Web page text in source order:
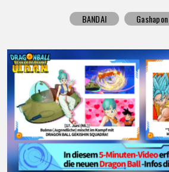
BANDAI Gashapon